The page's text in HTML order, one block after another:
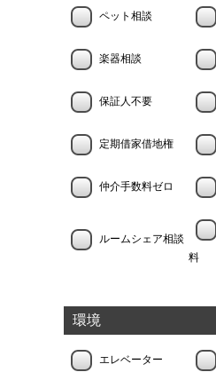
ペット相談
楽器相談
保証人不要
定期借家借地権
仲介手数料ゼロ
ルームシェア相談
料
環境
エレベーター